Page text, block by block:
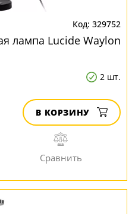
329752
лампа Lucide Waylon
2 шт.
В КОРЗИНУ